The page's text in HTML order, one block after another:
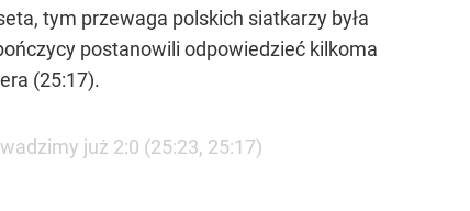
tym przewaga polskich siatkarzy była
postanowili odpowiedzieć kilkoma
(25:17).
już 2:0 (25:23, 25:17)